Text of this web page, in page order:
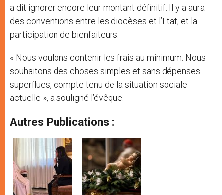
a dit ignorer encore leur montant définitif. Il y a aura
des conventions entre les diocèses et l’Etat, et la
participation de bienfaiteurs.
« Nous voulons contenir les frais au minimum. Nous
souhaitons des choses simples et sans dépenses
superflues, compte tenu de la situation sociale
actuelle », a souligné l’évêque.
Autres Publications :